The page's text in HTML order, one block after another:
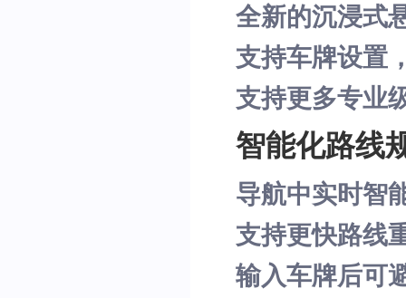
全新的沉浸式
支持车牌设置
支持更多专业
智能化路线
导航中实时智
支持更快路线
输入车牌后可